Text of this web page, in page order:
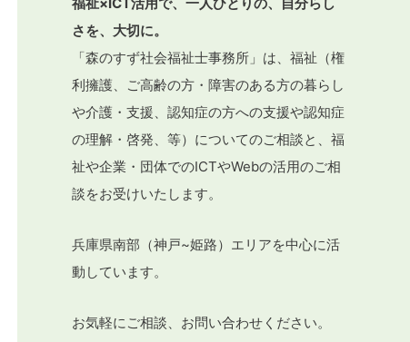
さを、大切に。
「森のすず社会福祉士事務所」は、福祉（権
利擁護、ご高齢の方・障害のある方の暮らし
や介護・支援、認知症の方への支援や認知症
の理解・啓発、等）についてのご相談と、福
祉や企業・団体でのICTやWebの活用のご相
談をお受けいたします。
兵庫県南部（神戸~姫路）エリアを中心に活
動しています。
お気軽にご相談、お問い合わせください。